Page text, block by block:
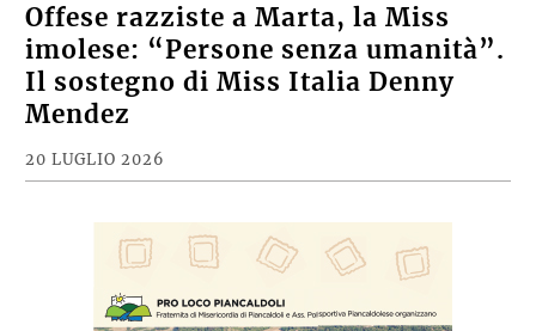
Offese razziste a Marta, la Miss
imolese: “Persone senza umanità”.
Il sostegno di Miss Italia Denny
Mendez
20 LUGLIO 2026